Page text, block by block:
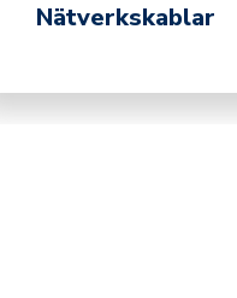
Nätverkskablar